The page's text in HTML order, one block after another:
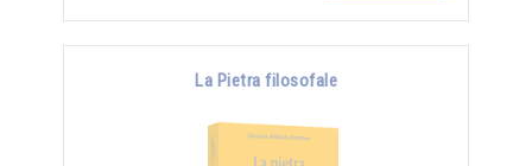
La Pietra filosofale